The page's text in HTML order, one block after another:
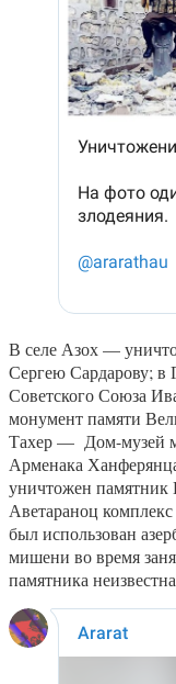
В селе Азох —
Сергею Сардарову; в
Советского Союза
монумент памяти
Тахер — Дом-музей
Арменака
уничтожен памятник
Аветараноц
был использован
мишени во время
памятника